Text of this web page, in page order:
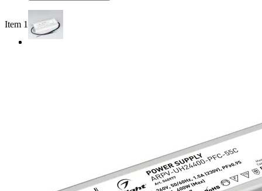
Item 1 of 2